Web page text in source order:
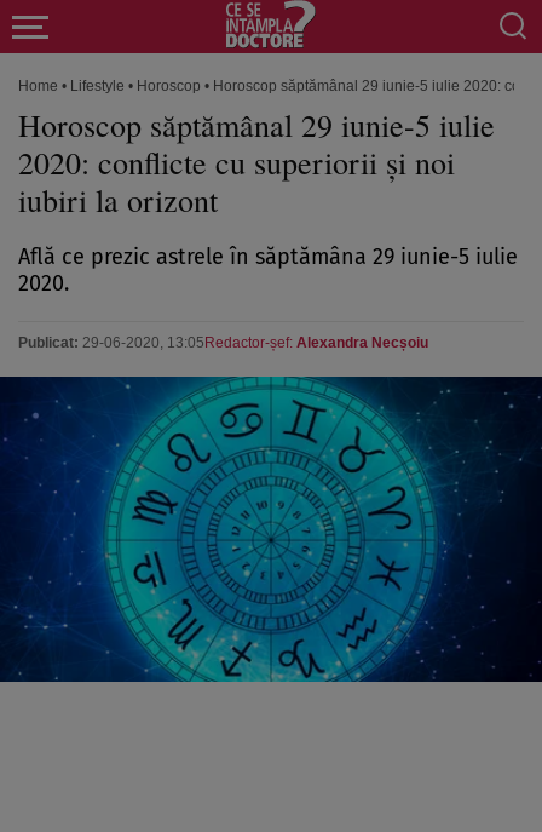
Home • Lifestyle • Horoscop • Horoscop săptămânal 29 iunie-5 iulie 2020:
Horoscop săptămânal 29 iunie-5 iulie
2020: conflicte cu superiorii şi noi
iubiri la orizont
Află ce prezic astrele în săptămâna 29 iunie-5 iulie
2020.
Publicat: 29-06-2020, 13:05 Redactor-șef: Alexandra Necșoiu